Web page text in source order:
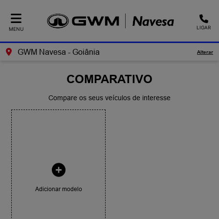
MENU LIGAR
GWM Navesa - Goiânia Alterar
COMPARATIVO
Compare os seus veículos de interesse
Adicionar modelo